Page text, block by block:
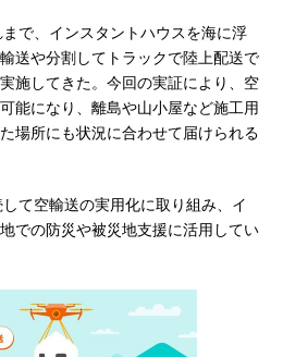
で、インスタントハウスを海に浮
送や分割してトラックで陸上配送で
施してきた。今回の実証により、空
能になり、離島や山小屋など施工用
場所にも状況に合わせて届けられる
て空輸送の実用化に取り組み、イ
での防災や被災地支援に活用してい